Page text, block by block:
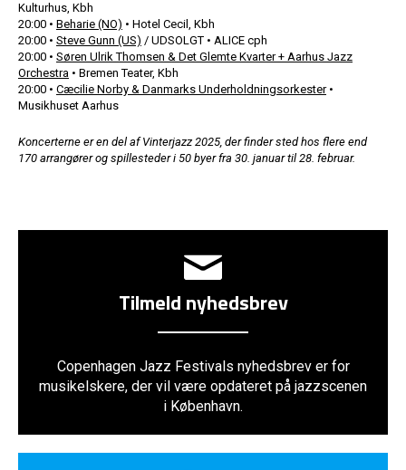
Kulturhus, Kbh
20:00 • Beharie (NO) • Hotel Cecil, Kbh
20:00 • Steve Gunn (US) / UDSOLGT • ALICE cph
20:00 • Søren Ulrik Thomsen & Det Glemte Kvarter + Aarhus Jazz
Orchestra • Bremen Teater, Kbh
20:00 • Cæcilie Norby & Danmarks Underholdningsorkester•
Musikhuset Aarhus
Koncerterne er en del af Vinterjazz 2025, der finder sted hos flere end
170 arrangører og spillesteder i 50 byer fra 30. januar til 28. februar.
Tilmeld nyhedsbrev
Copenhagen Jazz Festivals nyhedsbrev er for
musikelskere, der vil være opdateret på jazzscenen
i København.